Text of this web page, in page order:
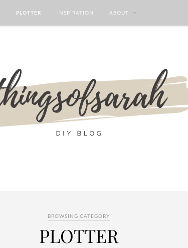
PLOTTER INSPIRATION ABOUT
BROWSING CATEGORY
PLOTTER